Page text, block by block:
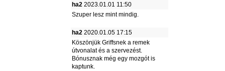
ha2 2023.01.01 11:50
Szuper lesz mint mindig.
ha2 2020.01.05 17:15
Köszönjük Griffsnek a remek
útvonalat és a szervezést.
Bónusznak még egy mozgót is
kaptunk.